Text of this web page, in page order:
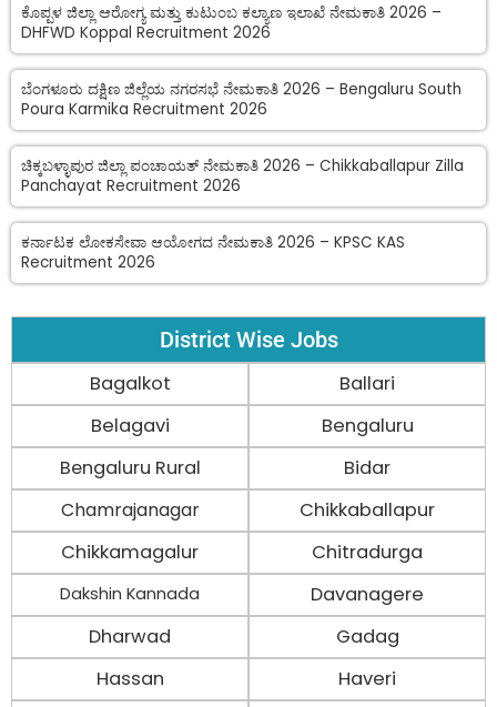
ಕೊಪ್ಪಳ ಜಿಲ್ಲಾ ಆರೋಗ್ಯ ಮತ್ತು ಕುಟುಂಬ ಕಲ್ಯಾಣ ಇಲಾಖೆ ನೇಮಕಾತಿ 2026 –
DHFWD Koppal Recruitment 2026
ಬೆಂಗಳೂರು ದಕ್ಷಿಣ ಜಿಲ್ಲೆಯ ನಗರಸಭೆ ನೇಮಕಾತಿ 2026 – Bengaluru South
Poura Karmika Recruitment 2026
ಚಿಕ್ಕಬಳ್ಳಾಪುರ ಜಿಲ್ಲಾ ಪಂಚಾಯತ್ ನೇಮಕಾತಿ 2026 – Chikkaballapur Zilla
Panchayat Recruitment 2026
ಕರ್ನಾಟಕ ಲೋಕಸೇವಾ ಆಯೋಗದ ನೇಮಕಾತಿ 2026 – KPSC KAS
Recruitment 2026
District Wise Jobs
Bagalkot
Ballari
Belagavi
Bengaluru
Bengaluru Rural
Bidar
Chamrajanagar
Chikkaballapur
Chikkamagalur
Chitradurga
Dakshin Kannada
Davanagere
Dharwad
Gadag
Hassan
Haveri